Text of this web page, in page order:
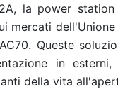
la power
mercati
Queste
in
della vita